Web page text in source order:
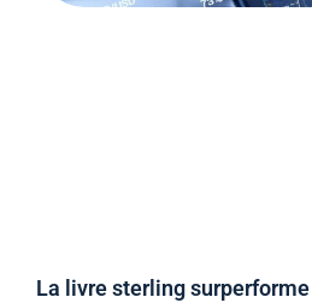
La livre sterling